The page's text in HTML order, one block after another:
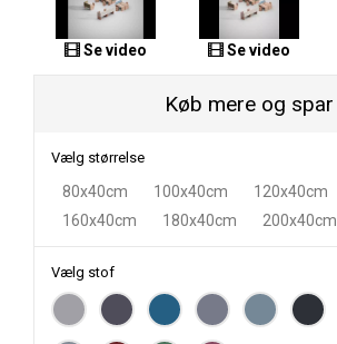
Se video Se video
Køb mere og spar
Vælg størrelse
80x40cm 100x40cm 120x40cm
160x40cm
180x40cm 200x40cm
Vælg stof